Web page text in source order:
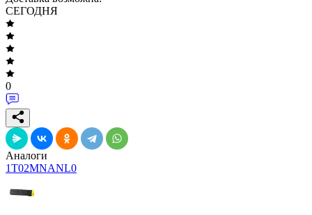
СЕГОДНЯ
0
Аналоги
1T02MNANL0